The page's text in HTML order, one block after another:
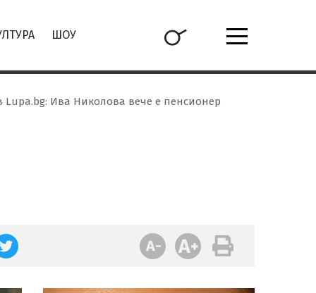
ШОУ
Lupa.bg: Ива Николова вече е пенсионер